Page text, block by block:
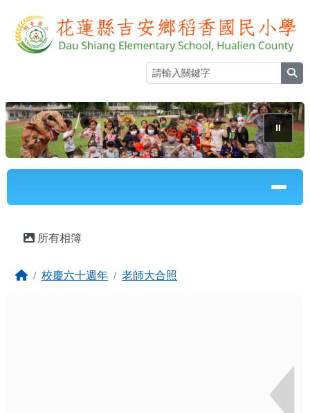
花蓮縣立稻香國民小學全球資訊網
⏸
導覽列
所有相簿
回首頁
校慶六十週年 老師大合照